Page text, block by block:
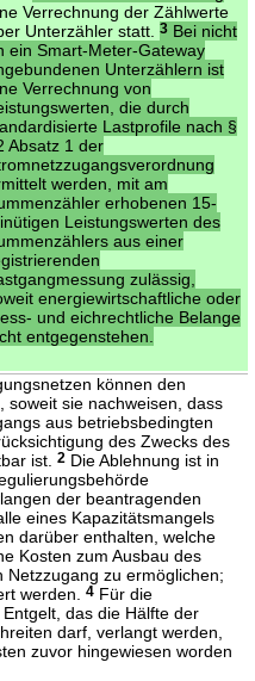
Verrechnung der Zählwerte
Unterzähler statt.
3Bei nicht
ein Smart-Meter-Gateway
Unterzählern ist
Verrechnung von
die durch
Lastprofile nach §
Absatz 1 der
werden, mit am
erhobenen 15-
Leistungswerten des
aus einer
zulässig,
energiewirtschaftliche oder
und eichrechtliche Belange
entgegenstehen.
können den
soweit sie nachweisen, dass
aus betriebsbedingten
des Zwecks des
ist.
2Die Ablehnung ist in
der beantragenden
eines Kapazitätsmangels
darüber enthalten, welche
Kosten zum Ausbau des
zu ermöglichen;
werden.
4Für die
das die Hälfte der
darf, verlangt werden,
zuvor hingewiesen worden